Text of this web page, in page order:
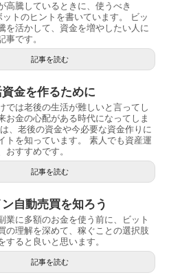
高騰しているときに、使うべき
トのヒントを書いています。 ビッ
を活かして、資金を増やしたい人に
事です。
記事を読む
金を作るために
では老後の生活が難しいと言ってし
お金の心配がある時代になってしま
、老後の資金や今必要な資金作りに
トを知っています。 素人でも資産運
おすすめです。
記事を読む
自動売買を知ろう
業に多額のお金を使う前に、ビット
の理解を深めて、稼ぐことの選択肢
すると良いと思います。
記事を読む